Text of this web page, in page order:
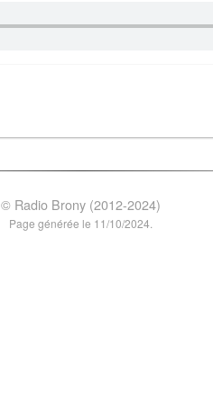
© Radio Brony (2012-2024)
Page générée le 11/10/2024.